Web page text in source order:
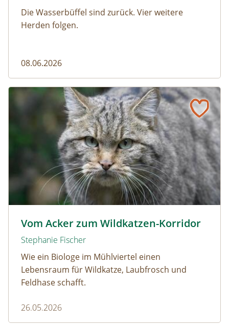
Die Wasserbüffel sind zurück. Vier weitere
Herden folgen.
08.06.2026
Vom Acker zum Wildkatzen-Korridor
Stephanie Fischer
Wie ein Biologe im Mühlviertel einen
Lebensraum für Wildkatze, Laubfrosch und
Feldhase schafft.
26.05.2026
Vom Acker zum Wildkatzen-Korridor